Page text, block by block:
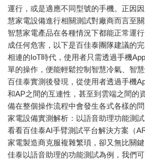
運行，或是適應不同型號的手機。正因
慧家電設備進行相關測試對廠商而言至
智慧家電產品在各種情況下都能正常運
成任何危害，以下是百佳泰團隊建議的
相連的IoT時代，使用者只需透過手機
單的操作，便能輕鬆控制智慧冷氣、智
百佳泰實測後發現，從使用者透過手機
和AP之間的互連性，甚至到雲端之間的
備在整個操作流程中會發生各式各樣的
家電設備實測解析：以語音助理功能測
看看百佳泰AI手臂測試平台解決方案（
家電製造商克服複雜繁瑣，卻又無比關
佳泰以語音助理的功能測試為例，我們